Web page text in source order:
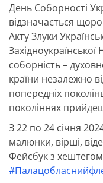
День Соборності
відзначається
Акту Злуки
соборність –
країни незалежно
попередніх
поколіннях
З 22 по 24 січня
малюнки, вірші,
Фейсбук з хештегом